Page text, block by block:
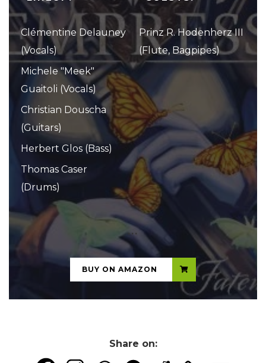
Clémentine Delauney
(Vocals)
Michele "Meek"
Guaitoli (Vocals)
Christian Douscha
(Guitars)
Herbert Glos (Bass)
Thomas Caser
(Drums)
Prinz R. Hodenherz III
(Flute, Bagpipes)
...
BUY ON AMAZON
Share on: